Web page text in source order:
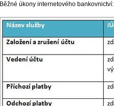
Běžné úkony internetového bankovnictví: